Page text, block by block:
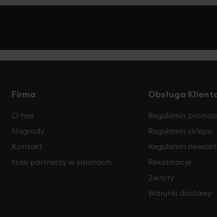
Firma
O nas
Nagrody
Kontakt
Nasi partnerzy w salonach
Obsługa
Regulamin
Regulamin sklepu
Regulamin
Reklamacje
Zwroty
Warunki dostawy